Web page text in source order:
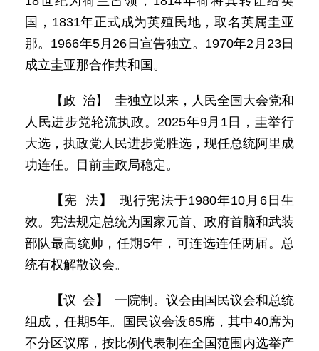
国，1831年正式成为英殖民地，取名英属圭亚
那。1966年5月26日宣告独立。1970年2月23日
成立圭亚那合作共和国。
【政 治】 圭独立以来，人民全国大会党和
人民进步党轮流执政。2025年9月1日，圭举行
大选，执政党人民进步党胜选，现任总统阿里成
功连任。目前圭政局稳定。
【 宪 法 】
现行宪法于1980年10月6日生
效。宪法规定总统为国家元首、政府首脑和武装
部队最高统帅，任期5年，可连选连任两届。总
统有权解散议会。
【议 会 】
一院制。议会由国民议会和总统
组成，任期5年。国民议会设65席，其中40席为
不分区议席，按比例代表制在全国范围内选举产